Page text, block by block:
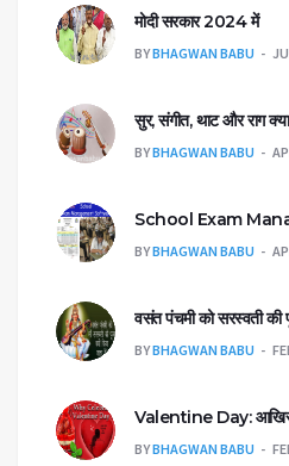
मोदी सरकार 2024 में
BYBHAGWAN BABU
सुर, संगीत, थाट और राग
BYBHAGWAN BABU
School Exam
BYBHAGWAN BABU
वसंत पंचमी को सरस्वती की
BYBHAGWAN BABU
Valentine Day: आखिर
BYBHAGWAN BABU